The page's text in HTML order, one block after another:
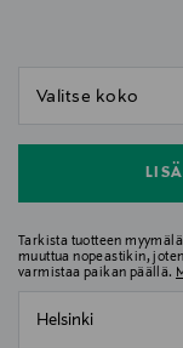
Tarkista tuotteen
muuttua nopeastikin,
varmistaa paikan päällä.
Helsinki